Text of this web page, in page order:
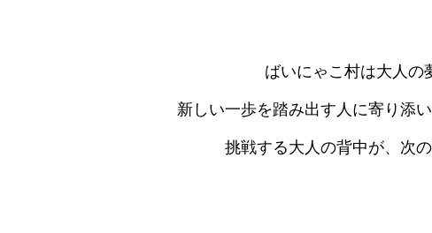
ばいにゃこ村は大人の
新しい一歩を踏み出す人に寄り添
挑戦する大人の背中が、次